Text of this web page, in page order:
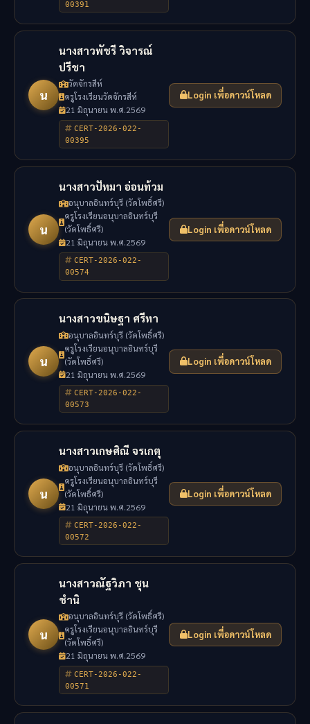
00391
น
นางสาวพัชรี วิจารณ์
ปรีชา
วัดจักรสีห์
ครูโรงเรียนวัดจักรสีห์
21 มิถุนายน พ.ศ.2569
CERT-2026-022-
00395
Login เพื่อดาวน์โหลด
น
นางสาวปัทมา อ่อนท้วม
อนุบาลอินทร์บุรี (วัดโพธิ์ศรี)
ครูโรงเรียนอนุบาลอินทร์บุรี
(วัดโพธิ์ศรี)
21 มิถุนายน พ.ศ.2569
CERT-2026-022-
00574
Login เพื่อดาวน์โหลด
น
นางสาวขนิษฐา ศรีทา
อนุบาลอินทร์บุรี (วัดโพธิ์ศรี)
ครูโรงเรียนอนุบาลอินทร์บุรี
(วัดโพธิ์ศรี)
21 มิถุนายน พ.ศ.2569
CERT-2026-022-
00573
Login เพื่อดาวน์โหลด
น
นางสาวเกษศิณี จรเกตุ
อนุบาลอินทร์บุรี (วัดโพธิ์ศรี)
ครูโรงเรียนอนุบาลอินทร์บุรี
(วัดโพธิ์ศรี)
21 มิถุนายน พ.ศ.2569
CERT-2026-022-
00572
Login เพื่อดาวน์โหลด
น
นางสาวณัฐวิภา ชุน
ชำนิ
อนุบาลอินทร์บุรี (วัดโพธิ์ศรี)
ครูโรงเรียนอนุบาลอินทร์บุรี
(วัดโพธิ์ศรี)
21 มิถุนายน พ.ศ.2569
CERT-2026-022-
00571
Login เพื่อดาวน์โหลด